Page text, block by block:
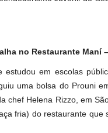
no Restaurante Maní
em escolas
uma bolsa do Prouni
chef Helena Rizzo, em
fria) do restaurante